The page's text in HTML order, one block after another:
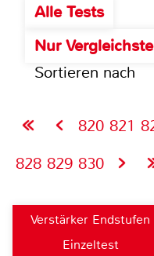
Alle Tests
Nur
Sortieren nach
820 821
828 829 830
Verstärker Endstufen
Einzeltest